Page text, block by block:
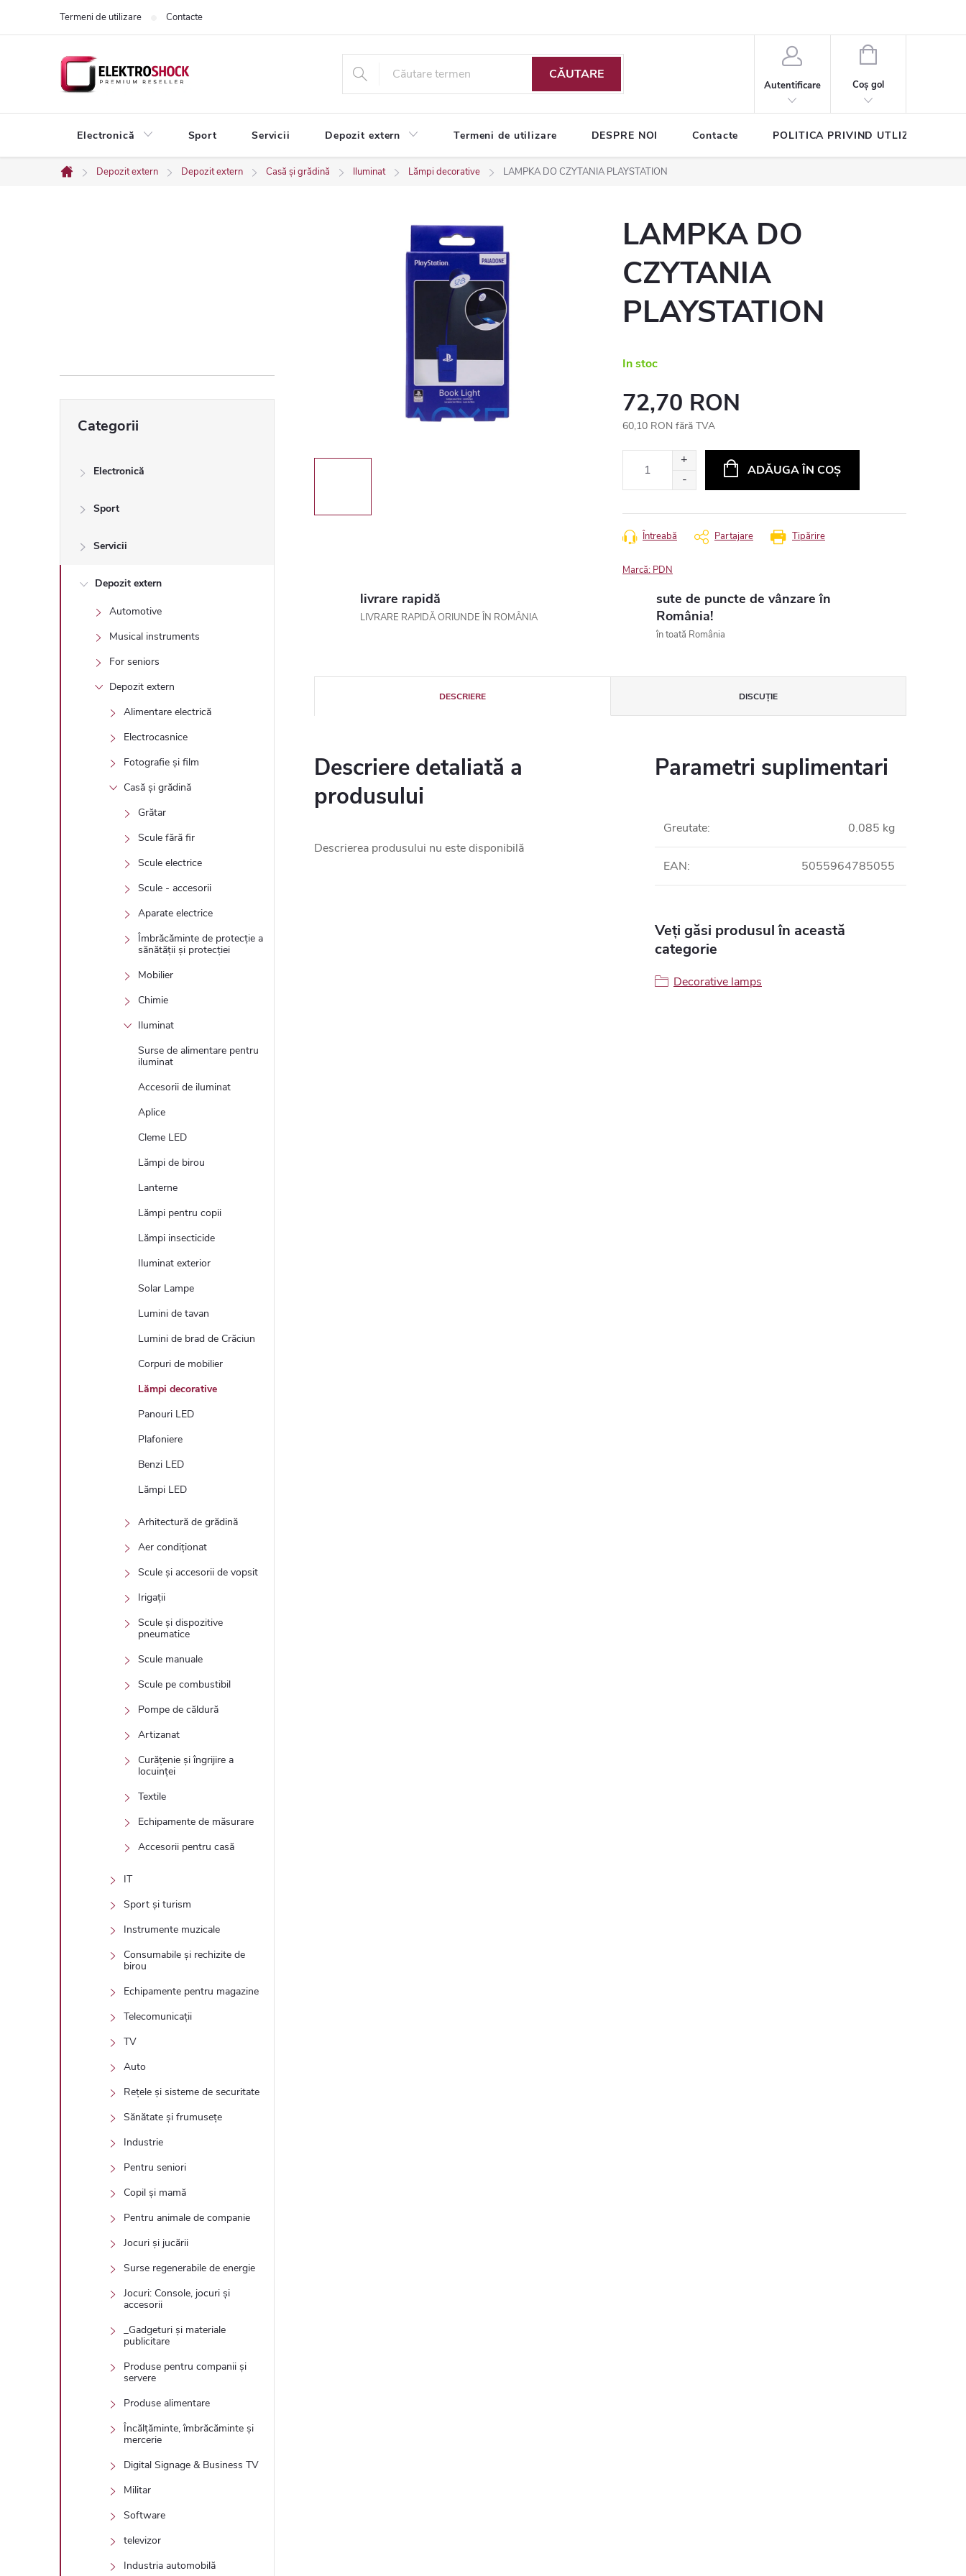
Termeni de utilizare Contacte
CĂUTARE
Autentificare
COŞ
CUMPĂRĂTURI
Coş gol
Electronică Sport Servicii Depozit extern Termeni de utilizare DESPRE NOI Contacte POLITICA PRIVIND UTLIZAREA
Acasă
Depozit extern Depozit extern Casă și grădină Iluminat Lămpi decorative LAMPKA DO CZYTANIA PLAYSTATION
l
a
a
pesteCategorii
Electronică
Sport
Servicii
Depozit extern
Automotive
Musical instruments
For seniors
Depozit extern
Alimentare electrică
Electrocasnice
Fotografie și film
Casă și grădină
Grătar
Scule fără fir
Scule electrice
Scule - accesorii
Aparate electrice
Îmbrăcăminte de protecție a
sănătății și protecției
Mobilier
Chimie
Iluminat
Surse de alimentare pentru
iluminat
Accesorii de iluminat
Aplice
Cleme LED
Lămpi de birou
Lanterne
Lămpi pentru copii
Lămpi insecticide
Iluminat exterior
Solar Lampe
Lumini de tavan
Lumini de brad de Crăciun
Corpuri de mobilier
Lămpi decorative
Panouri LED
Plafoniere
Benzi LED
Lămpi LED
Arhitectură de grădină
Aer condiționat
Scule și accesorii de vopsit
Irigații
Scule și dispozitive
pneumatice
Scule manuale
Scule pe combustibil
Pompe de căldură
Artizanat
Curățenie și îngrijire a
locuinței
Textile
Echipamente de măsurare
Accesorii pentru casă
IT
Sport și turism
Instrumente muzicale
Consumabile și rechizite de
birou
Echipamente pentru magazine
Telecomunicații
TV
Auto
Rețele și sisteme de securitate
Sănătate și frumusețe
Industrie
Pentru seniori
Copil și mamă
Pentru animale de companie
Jocuri și jucării
Surse regenerabile de energie
Jocuri: Console, jocuri și
accesorii
_Gadgeturi și materiale
publicitare
Produse pentru companii și
servere
Produse alimentare
Încălțăminte, îmbrăcăminte și
mercerie
Digital Signage & Business TV
Militar
Software
televizor
Industria automobilă
LAMPKA DO
CZYTANIA
PLAYSTATION
In stoc
72,70 RON
60,10 RON fără TVA
ADĂUGA ÎN COŞ
Tipărire
Întreabă Partajare
Marcă: PDN
livrare rapidă
LIVRARE RAPIDĂ ORIUNDE ÎN ROMÂNIA
sute de puncte de vânzare în
România!
în toată România
DESCRIERE DISCUŢIE
Descriere detaliată a
produsului
Descrierea produsului nu este disponibilă
Parametri suplimentari
Greutate: 0.085 kg
EAN: 5055964785055
Veți găsi produsul în această
categorie
Decorative lamps